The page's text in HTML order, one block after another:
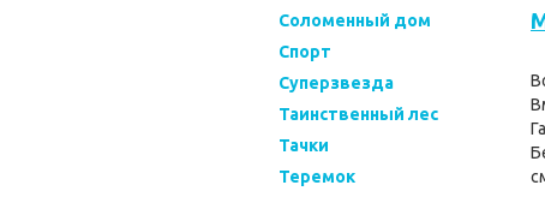
Соломенный дом
Спорт
Суперзвезда
Таинственный лес
Тачки
Теремок